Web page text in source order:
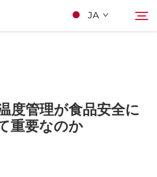
JA
度管理が食品安全に
重要なのか